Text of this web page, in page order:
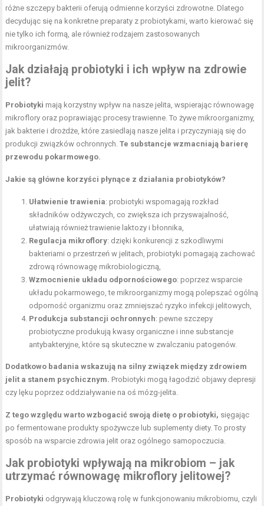
różne szczepy bakterii oferują odmienne korzyści zdrowotne. Dlatego
decydując się na konkretne preparaty z probiotykami, warto kierować się
nie tylko ich formą, ale również rodzajem zastosowanych
mikroorganizmów.
Jak działają probiotyki i ich wpływ na zdrowie
jelit?
Probiotyki mają korzystny wpływ na nasze jelita, wspierając równowagę
mikroflory oraz poprawiając procesy trawienne. To żywe mikroorganizmy,
jak bakterie i drożdże, które zasiedlają nasze jelita i przyczyniają się do
produkcji związków ochronnych.Te substancje wzmacniają barierę
przewodu pokarmowego.
Jakie są główne korzyści płynące z działania probiotyków?
Ułatwienie trawienia: probiotyki wspomagają rozkład
składników odżywczych, co zwiększa ich przyswajalność,
ułatwiają również trawienie laktozy i błonnika,
Regulacja mikroflory: dzięki konkurencji z szkodliwymi
bakteriami o przestrzeń w jelitach, probiotyki pomagają zachować
zdrową równowagę mikrobiologiczną,
Wzmocnienie układu odpornościowego: poprzez wsparcie
układu pokarmowego, te mikroorganizmy mogą polepszać ogólną
odporność organizmu oraz zmniejszać ryzyko infekcji jelitowych,
Produkcja substancji ochronnych: pewne szczepy
probiotyczne produkują kwasy organiczne i inne substancje
antybakteryjne, które są skuteczne w zwalczaniu patogenów.
Dodatkowo badania wskazują na silny związek między zdrowiem
jelit a stanem psychicznym. Probiotyki mogą łagodzić objawy depresji
czy lęku poprzez oddziaływanie na oś mózg-jelita.
Z tego względu warto wzbogacić swoją dietę o probiotyki, sięgając
po fermentowane produkty spożywcze lub suplementy diety. To prosty
sposób na wsparcie zdrowia jelit oraz ogólnego samopoczucia.
Jak probiotyki wpływają na mikrobiom – jak
utrzymać równowagę mikroflory jelitowej?
Probiotyki odgrywają kluczową rolę w funkcjonowaniu mikrobiomu, czyli